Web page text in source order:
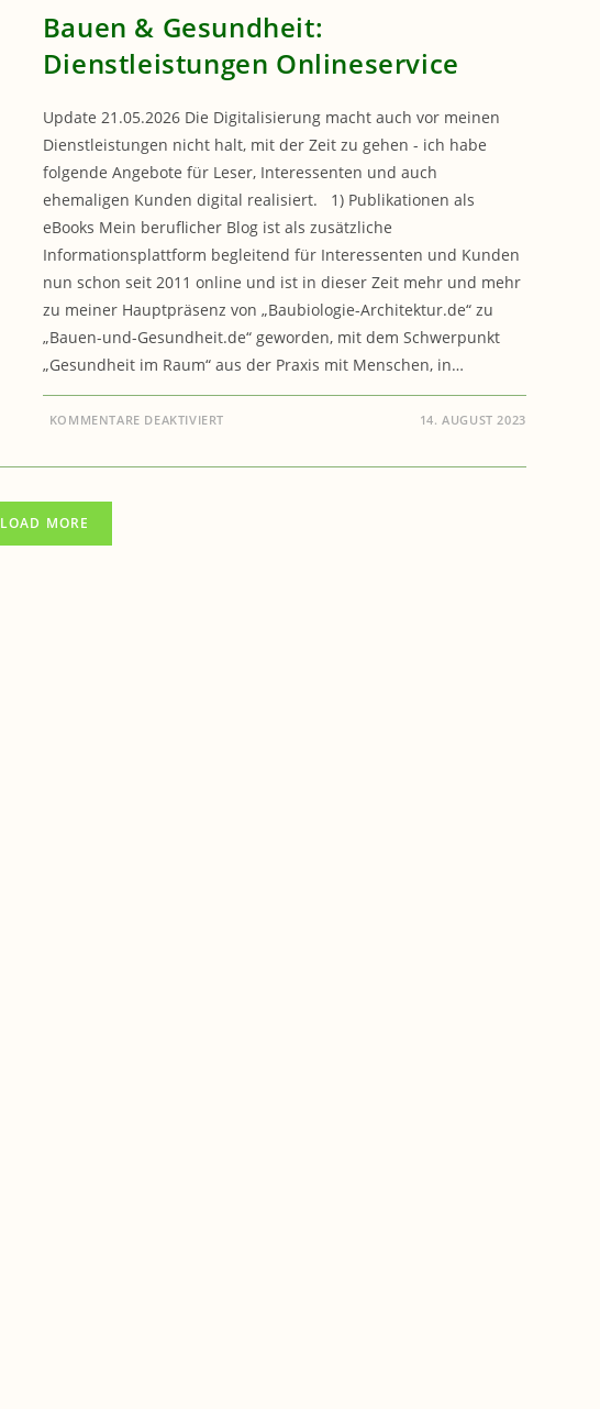
Bauen & Gesundheit:
Dienstleistungen Onlineservice
Update 21.05.2026 Die Digitalisierung macht auch vor meinen
Dienstleistungen nicht halt, mit der Zeit zu gehen - ich habe
folgende Angebote für Leser, Interessenten und auch
ehemaligen Kunden digital realisiert. 1) Publikationen als
eBooks Mein beruflicher Blog ist als zusätzliche
Informationsplattform begleitend für Interessenten und Kunden
nun schon seit 2011 online und ist in dieser Zeit mehr und mehr
zu meiner Hauptpräsenz von „Baubiologie-Architektur.de“ zu
„Bauen-und-Gesundheit.de“ geworden, mit dem Schwerpunkt
„Gesundheit im Raum“ aus der Praxis mit Menschen, in…
KOMMENTARE DEAKTIVIERT
GESUNDHEIT:
14. AUGUST 2023
LOAD MORE